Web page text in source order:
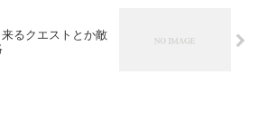
るクエストとか敵